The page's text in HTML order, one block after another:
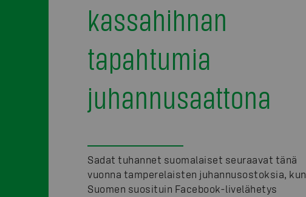
kassahihnan
tapahtumia
juhannusaattona
Sadat tuhannet suomalaiset seuraavat tänä
vuonna tamperelaisten juhannusostoksia, kun
Suomen suosituin Facebook-livelähetys